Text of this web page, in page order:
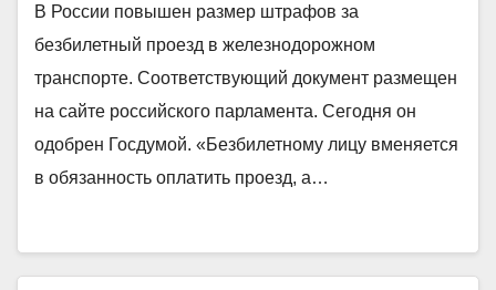
В России повышен размер штрафов за
безбилетный проезд в железнодорожном
транспорте. Соответствующий документ размещен
на сайте российского парламента. Сегодня он
одобрен Госдумой. «Безбилетному лицу вменяется
в обязанность оплатить проезд, а…